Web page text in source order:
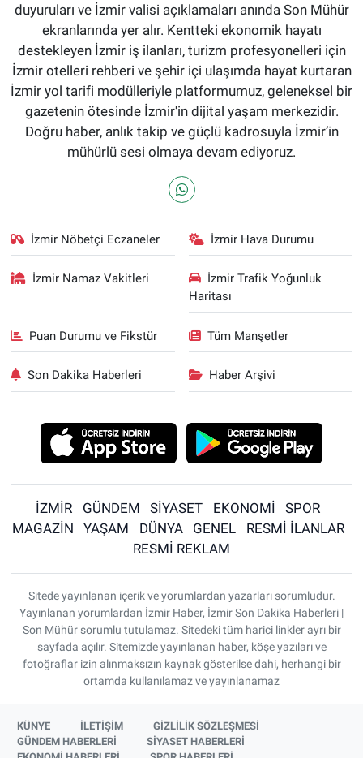
duyuruları ve İzmir valisi açıklamaları anında Son Mühür
ekranlarında yer alır. Kentteki ekonomik hayatı
destekleyen İzmir iş ilanları, turizm profesyonelleri için
İzmir otelleri rehberi ve şehir içi ulaşımda hayat kurtaran
İzmir yol tarifi modülleriyle platformumuz, geleneksel bir
gazetenin ötesinde İzmir'in dijital yaşam merkezidir.
Doğru haber, anlık takip ve güçlü kadrosuyla İzmir’in
mühürlü sesi olmaya devam ediyoruz.
İzmir Nöbetçi Eczaneler İzmir Hava Durumu
İzmir Namaz Vakitleri
İzmir Trafik Yoğunluk
Haritası
Puan Durumu ve Fikstür Tüm Manşetler
Son Dakika Haberleri Haber Arşivi
İZMİR GÜNDEM SİYASET EKONOMİ
SPOR
MAGAZİN
YAŞAM DÜNYA GENEL
RESMİ İLANLAR
RESMİ REKLAM
Sitede yayınlanan içerik ve yorumlardan yazarları sorumludur.
Yayınlanan yorumlardan İzmir Haber, İzmir Son Dakika Haberleri |
Son Mühür sorumlu tutulamaz. Sitedeki tüm harici linkler ayrı bir
sayfada açılır. Sitemizde yayınlanan haber, köşe yazıları ve
fotoğraflar izin alınmaksızın kaynak gösterilse dahi, herhangi bir
ortamda kullanılamaz ve yayınlanamaz
KÜNYE İLETİŞİM
GİZLİLİK SÖZLEŞMESİ
GÜNDEM HABERLERİ
SİYASET HABERLERİ